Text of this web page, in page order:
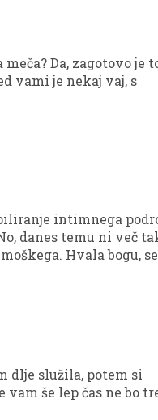
Da, zagotovo je
vami je nekaj vaj, s
intimnega
danes temu ni več
Hvala bogu, se
dlje služila, potem si
še lep čas ne bo